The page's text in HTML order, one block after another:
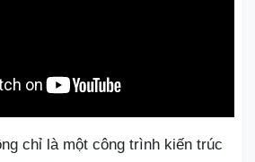
chỉ là một công trình kiến trúc